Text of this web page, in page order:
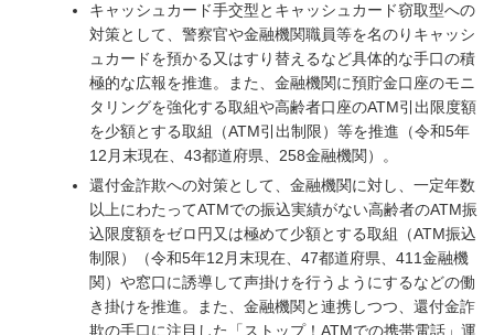
キャッシュカード手交型とキャッシュカード窃取型への
対策として、警察官や金融機関職員等を名のりキャッシ
ュカードを預かる又はすり替えるなど具体的な手口の積
極的な広報を推進。また、金融機関に預貯金口座のモニ
タリングを強化する取組や高齢者口座のATM引出限度額
を少額とする取組（ATM引出制限）等を推進（令和5年
12月末現在、43都道府県、258金融機関）。
還付金詐欺への対策として、金融機関に対し、一定年数
以上にわたってATMでの振込実績がない高齢者のATM振
込限度額をゼロ円又は極めて少額とする取組（ATM振込
制限）（令和5年12月末現在、47都道府県、411金融機
関）や窓口に誘導して声掛けを行うようにするなどの働
き掛けを推進。また、金融機関と連携しつつ、還付金詐
欺の手口に注目した「ストップ！ATMでの携帯電話」運